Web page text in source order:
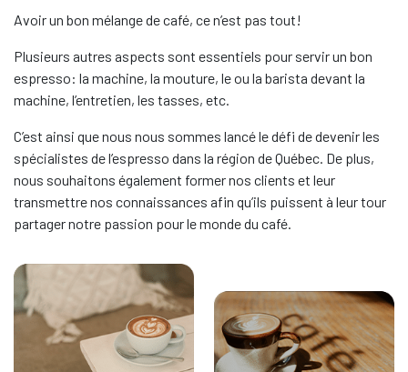
Avoir un bon mélange de café, ce n’est pas tout!
Plusieurs autres aspects sont essentiels pour servir un bon
espresso: la machine, la mouture, le ou la barista devant la
machine, l’entretien, les tasses, etc.
C’est ainsi que nous nous sommes lancé le défi de devenir les
spécialistes de l’espresso dans la région de Québec. De plus,
nous souhaitons également former nos clients et leur
transmettre nos connaissances afin qu’ils puissent à leur tour
partager notre passion pour le monde du café.